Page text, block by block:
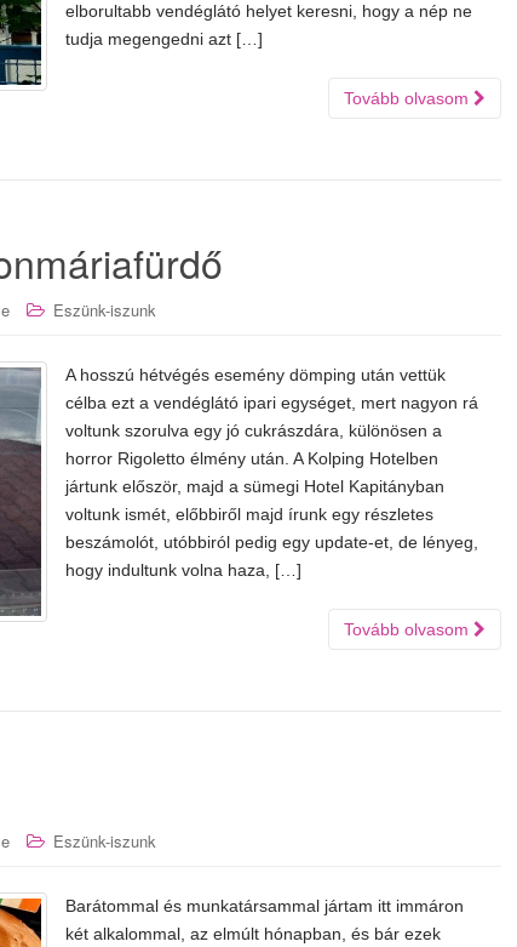
elborultabb vendéglátó helyet keresni, hogy a nép ne
tudja megengedni azt […]
Tovább olvasom
Eszünk-iszunk
A hosszú hétvégés esemény dömping után vettük
célba ezt a vendéglátó ipari egységet, mert nagyon rá
voltunk szorulva egy jó cukrászdára, különösen a
horror Rigoletto élmény után. A Kolping Hotelben
jártunk először, majd a sümegi Hotel Kapitányban
voltunk ismét, előbbiről majd írunk egy részletes
beszámolót, utóbbiról pedig egy update-et, de lényeg,
hogy indultunk volna haza, […]
Tovább olvasom
Eszünk-iszunk
Barátommal és munkatársammal jártam itt immáron
két alkalommal, az elmúlt hónapban, és bár ezek